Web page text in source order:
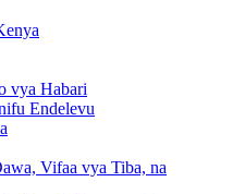
vya Habari
Endelevu
Vifaa vya Tiba, na